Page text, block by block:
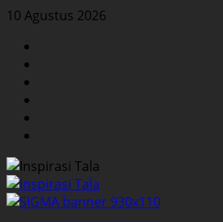
Skip
content
10 Agustus 2026